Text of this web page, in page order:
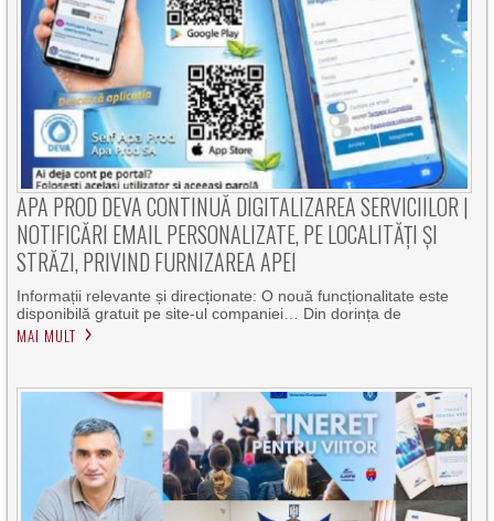
APA PROD DEVA CONTINUĂ DIGITALIZAREA SERVICIILOR |
NOTIFICĂRI EMAIL PERSONALIZATE, PE LOCALITĂȚI ȘI
STRĂZI, PRIVIND FURNIZAREA APEI
Informații relevante și direcționate: O nouă funcționalitate este
disponibilă gratuit pe site-ul companiei… Din dorința de
MAI MULT